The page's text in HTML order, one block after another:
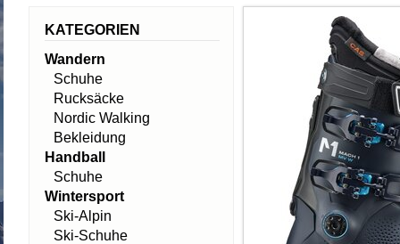
KATEGORIEN
Wandern
Schuhe
Rucksäcke
Nordic Walking
Bekleidung
Handball
Schuhe
Wintersport
Ski-Alpin
Ski-Schuhe